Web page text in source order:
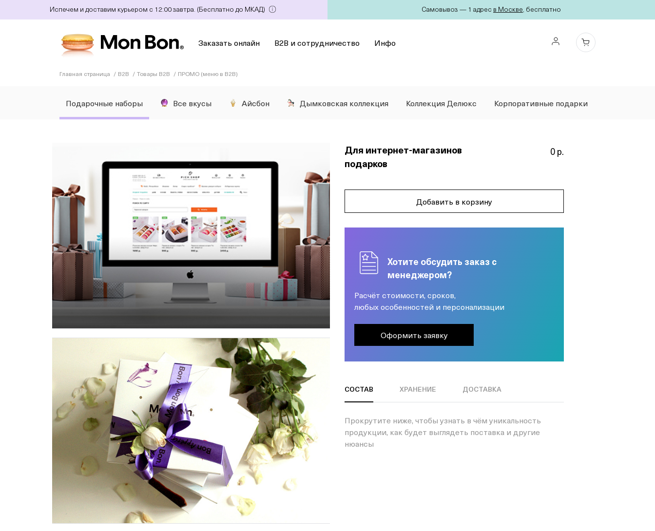
Испечем и доставим курьером с 12:00 завтра. (Бесплатно до МКАД) Самовывоз — 1 адрес в Москве, бесплатно
Заказать онлайн B2B и сотрудничество Инфо
Главная страница B2B Товары B2B ПРОМО (меню в B2B)
Подарочные наборы Все вкусы Айсбон Дымковская коллекция Коллекция Делюкс Корпоративные подарки
Для интернет-магазинов
подарков
0 р.
Добавить в корзину
Хотите обсудить заказ с
менеджером?
Расчёт стоимости, сроков,
любых особенностей и персонализации
Оформить заявку
СОСТАВ ХРАНЕНИЕ ДОСТАВКА
Прокрутите ниже, чтобы узнать в чём уникальность
продукции, как будет выглядеть поставка и другие
нюансы